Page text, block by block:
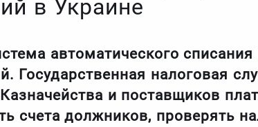
в Украине
автоматического
Государственная налоговая
и поставщиков
счета должников, проверять